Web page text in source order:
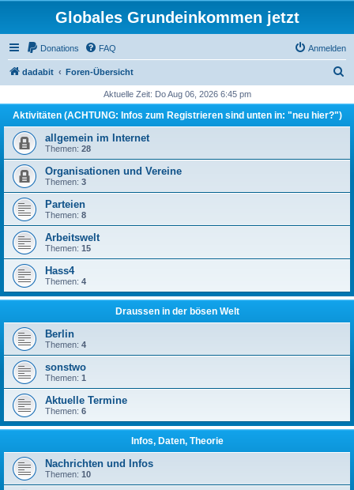
Globales Grundeinkommen jetzt
Donations FAQ Anmelden
dadabit Foren-Übersicht
h
Aktuelle Zeit: Do Aug 06, 2026 6:45 pm
Aktivitäten (ACHTUNG: Infos zum Registrieren sind unten in: "neu hier?")
allgemein im Internet
Themen: 28
Organisationen und Vereine
Themen: 3
Parteien
Themen: 8
Arbeitswelt
Themen: 15
Hass4
Themen: 4
Draussen in der bösen Welt
Berlin
Themen: 4
sonstwo
Themen: 1
Aktuelle Termine
Themen: 6
Infos, Daten, Theorie
Nachrichten und Infos
Themen: 10